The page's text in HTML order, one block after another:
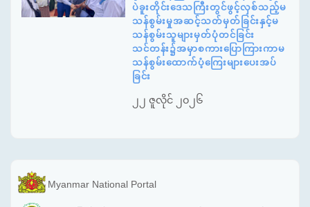
ပဲခူးတိုင်းဒေသကြီးတွင်ဖွင့်လှစ်သည့်မ
သန်စွမ်းမှုအဆင့်သတ်မှတ်ခြင်းနှင့်မ
သန်စွမ်းသူများမှတ်ပုံတင်ခြင်း
သင်တန်း၌အမှာစကားပြောကြားကာမ
သန်စွမ်းထောက်ပံ့ကြေးများပေးအပ်
ခြင်း
၂၂ ဇူလိုင် ၂၀၂၆
Myanmar National Portal